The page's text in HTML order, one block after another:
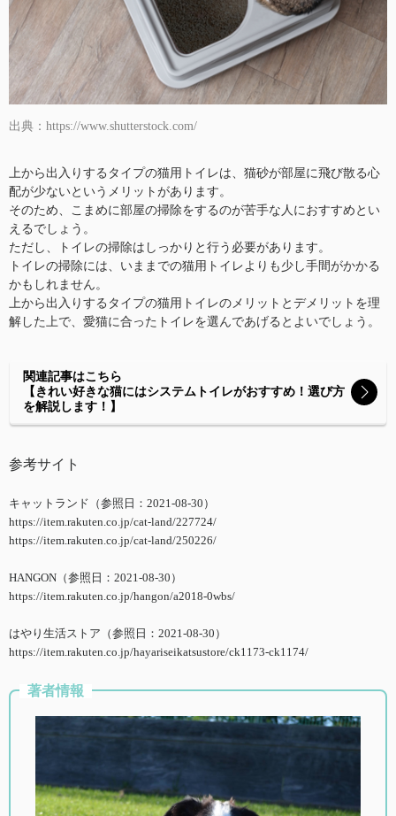
出典：https://www.shutterstock.com/
上から出入りするタイプの猫用トイレは、猫砂が部屋に飛び散る心
配が少ないというメリットがあります。
そのため、こまめに部屋の掃除をするのが苦手な人におすすめとい
えるでしょう。
ただし、トイレの掃除はしっかりと行う必要があります。
トイレの掃除には、いままでの猫用トイレよりも少し手間がかかる
かもしれません。
上から出入りするタイプの猫用トイレのメリットとデメリットを理
解した上で、愛猫に合ったトイレを選んであげるとよいでしょう。
関連記事はこちら
【きれい好きな猫にはシステムトイレがおすすめ！選び方
を解説します！】
参考サイト
キャットランド（参照日：2021-08-30）
https://item.rakuten.co.jp/cat-land/227724/
https://item.rakuten.co.jp/cat-land/250226/
HANGON（参照日：2021-08-30）
https://item.rakuten.co.jp/hangon/a2018-0wbs/
はやり生活ストア（参照日：2021-08-30）
https://item.rakuten.co.jp/hayariseikatsustore/ck1173-ck1174/
著者情報